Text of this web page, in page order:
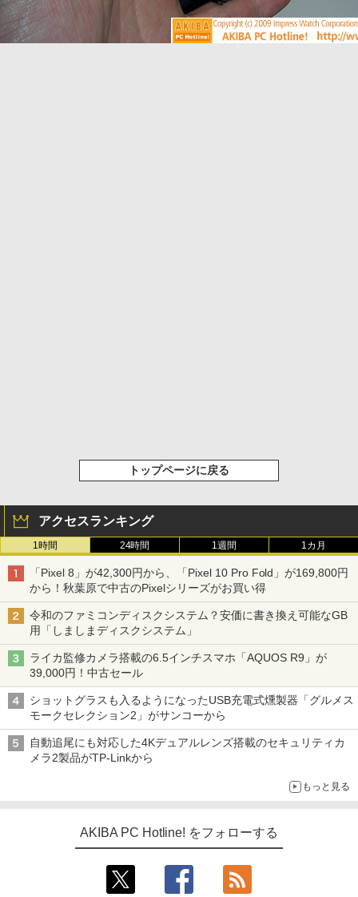
トップページに戻る
アクセスランキング
1時間 24時間 1週間 1カ月
「Pixel 8」が42,300円から、「Pixel 10 Pro Fold」が169,800円
から！秋葉原で中古のPixelシリーズがお買い得
令和のファミコンディスクシステム？安価に書き換え可能なGB
用「しましまディスクシステム」
ライカ監修カメラ搭載の6.5インチスマホ「AQUOS R9」が
39,000円！中古セール
ショットグラスも入るようになったUSB充電式燻製器「グルメス
モークセレクション2」がサンコーから
自動追尾にも対応した4Kデュアルレンズ搭載のセキュリティカ
メラ2製品がTP-Linkから
もっと見る
AKIBA PC Hotline! をフォローする